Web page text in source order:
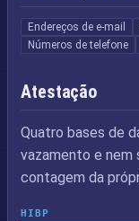
Endereços de e-mail
Números de telefone
Atestação
Quatro bases de
vazamento e nem
contagem da
HIBP